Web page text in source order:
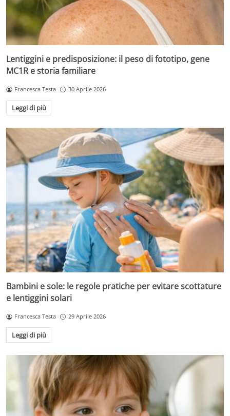
Lentiggini e predisposizione: il peso di fototipo, gene
MC1R e storia familiare
Francesca Testa 30 Aprile 2026
Leggi di più
Bambini e sole: le regole pratiche per evitare scottature
e lentiggini solari
Francesca Testa 29 Aprile 2026
Leggi di più